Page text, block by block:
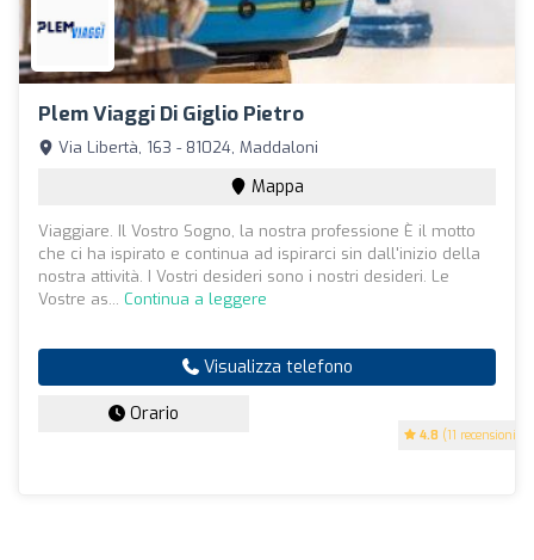
Plem Viaggi Di Giglio Pietro
4.8 (11 recensioni)
Via Libertà, 163 - 81024, Maddaloni
Mappa
Viaggiare. Il Vostro Sogno, la nostra professione È il motto
che ci ha ispirato e continua ad ispirarci sin dall'inizio della
nostra attività. I Vostri desideri sono i nostri desideri. Le
Vostre as... Continua a leggere
Visualizza telefono
Orario